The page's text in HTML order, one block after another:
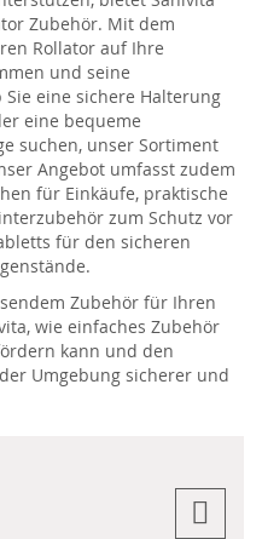
Zubehör. Mit dem
Rollator auf Ihre
und seine
eine sichere Halterung
eine bequeme
suchen, unser Sortiment
Angebot umfasst zudem
für Einkäufe, praktische
zum Schutz vor
für den sicheren
Zubehör für Ihren
wie einfaches Zubehör
kann und den
Umgebung sicherer und